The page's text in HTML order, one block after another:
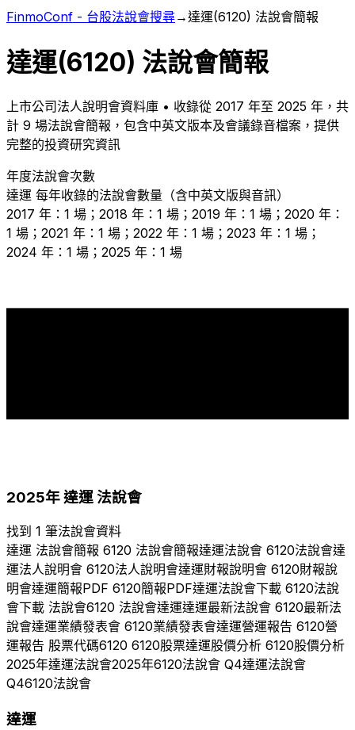
FinmoConf - 台股法說會搜尋→達運(6120) 法說會簡報
達運(6120) 法說會簡報
上市公司法人說明會資料庫 • 收錄從 2017 年至 2025 年，共
計 9 場法說會簡報，包含中英文版本及會議錄音檔案，提供
完整的投資研究資訊
年度法說會次數
達運 每年收錄的法說會數量（含中英文版與音訊）
2017 年：1 場；2018 年：1 場；2019 年：1 場；2020 年：
1 場；2021 年：1 場；2022 年：1 場；2023 年：1 場；
2024 年：1 場；2025 年：1 場
2025年達運法說會
找到 1 筆法說會資料
達運 法說會簡報 6120 法說會簡報達運法說會 6120法說會達
運法人說明會 6120法人說明會達運財報說明會 6120財報說
明會達運簡報PDF 6120簡報PDF達運法說會下載 6120法說
會下載 法說會6120 法說會達運達運最新法說會 6120最新法
說會達運業績發表會 6120業績發表會達運營運報告 6120營
運報告 股票代碼6120 6120股票達運股價分析 6120股價分析
2025年達運法說會2025年6120法說會 Q4達運法說會
Q46120法說會
達運